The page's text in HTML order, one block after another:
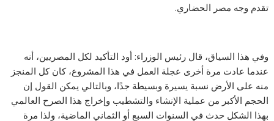
تقدم وجه مصر الحضاري.
وفي هذا السياق، قال رئيس الوزراء: أود التأكيد لكل المصريين، أنه
عندما عادت مرة أخرى عجلة العمل في هذا المشروع، كان كل المنجز
منه على الأرض نسبة يسيرة وبسيطة جدًا، وبالتالي يمكن القول إن
الحجم الأكبر من عملية الإنشاء والتشطيب وإخراج هذا الصرح العالمي
بهذا الشكل حدث في السنوات السبع أو الثماني الماضية، ولذا مرة